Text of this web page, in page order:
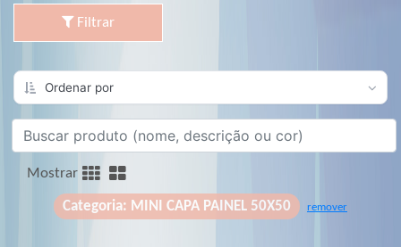
Filtrar
Mostrar
Categoria: MINI CAPA PAINEL 50X50 remover